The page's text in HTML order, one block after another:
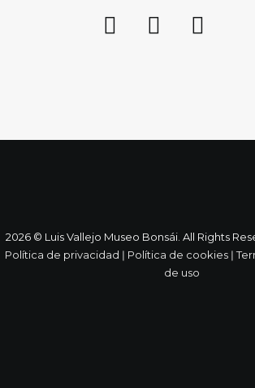
2026 © Luis Vallejo Museo Bonsái. All Rights
Política de privacidad ǀ Política de cookiesǀ
de uso